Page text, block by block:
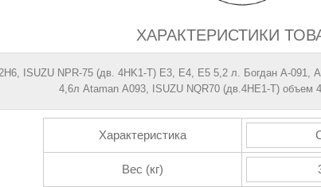
ХАРАКТЕРИСТИКИ
ISUZU NPR-75 (дв. 4HK1-T) Е3, Е4, Е5 5,2 л. Богдан А-091,
4,6л Ataman А093, ISUZU NQR70 (дв.4HЕ1-Т) объем
Характеристика
Вес (кг)